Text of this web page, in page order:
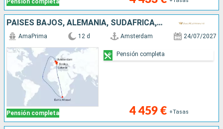
Pensión completa
PAISES BAJOS, ALEMANIA, SUDAFRICA, EUROPA DEL NORTE, FRANCIA, SUIZA
Pensión completa
AmaPrima 12 d Amsterdam 24/07/2027
4 459 € +Tasas
Pensión completa